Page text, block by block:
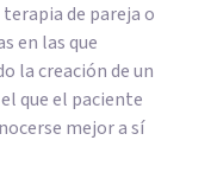
de pareja o
en las que
la creación de un
que el paciente
mejor a sí